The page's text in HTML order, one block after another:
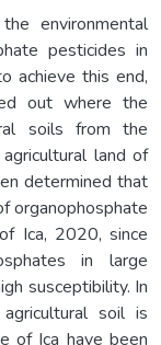
environmental
pesticides in
achieve this end,
out where the
soils from the
land of
determined that
organophosphate
Ica, 2020, since
in large
susceptibility. In
soil is
of Ica have been